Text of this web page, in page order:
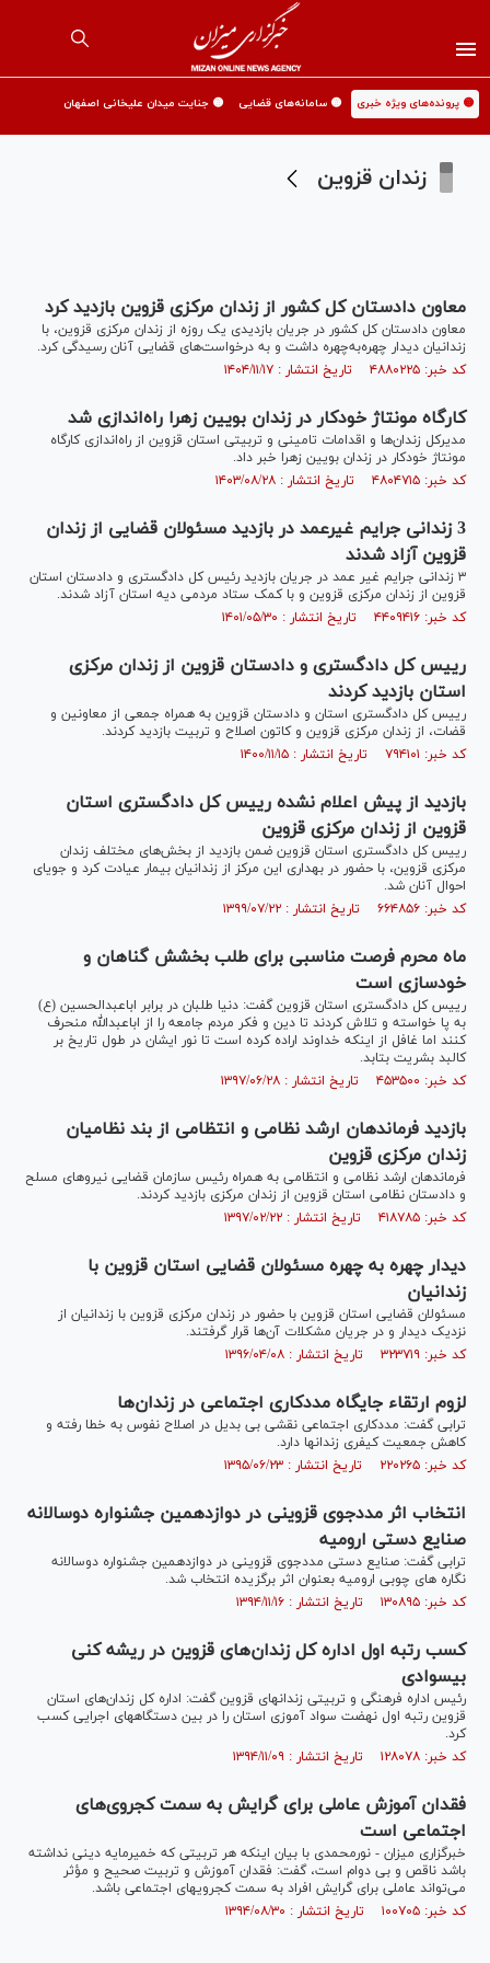
🟡 پرونده‌های ویژه خبری 🟡 سامانه‌های قضایی 🟡 جنایت میدان علیخانی اصفهان
زندان قزوین
معاون دادستان کل کشور از زندان مرکزی قزوین بازدید کرد
معاون دادستان کل کشور در جریان بازدیدی یک روزه از زندان مرکزی قزوین، با
زندانیان دیدار چهره‌به‌چهره داشت و به درخواست‌های قضایی آنان رسیدگی کرد.
کد خبر: ۴۸۸۰۲۲۵ تاریخ انتشار : ۱۴۰۴/۱۱/۱۷
کارگاه مونتاژ خودکار در زندان بویین زهرا راه‌اندازی شد
مدیرکل زندان‌ها و اقدامات تامینی و تربیتی استان قزوین از راه‌اندازی کارگاه
مونتاژ خودکار در زندان بویین زهرا خبر داد.
کد خبر: ۴۸۰۴۷۱۵ تاریخ انتشار : ۱۴۰۳/۰۸/۲۸
3 زندانی جرایم غیرعمد در بازدید مسئولان قضایی از زندان
قزوین آزاد شدند
۳ زندانی جرایم غیر عمد در جریان بازدید رئیس کل دادگستری و دادستان استان
قزوین از زندان مرکزی قزوین و با کمک ستاد مردمی دیه استان آزاد شدند.
کد خبر: ۴۴۰۹۴۱۶ تاریخ انتشار : ۱۴۰۱/۰۵/۳۰
رییس کل دادگستری و دادستان قزوین از زندان مرکزی
استان بازدید کردند
رییس کل دادگستری استان و دادستان قزوین به همراه جمعی از معاونین و
قضات، از زندان مرکزی قزوین و کاتون اصلاح و تربیت بازدید کردند.
کد خبر: ۷۹۴۱۰۱ تاریخ انتشار : ۱۴۰۰/۱۱/۱۵
بازدید از پیش اعلام نشده رییس کل دادگستری استان
قزوین از زندان مرکزی قزوین
رییس کل دادگستری استان قزوین ضمن بازدید از بخش‌های مختلف زندان
مرکزی قزوین، با حضور در بهداری این مرکز از زندانیان بیمار عیادت کرد و جویای
احوال آنان شد.
کد خبر: ۶۶۴۸۵۶ تاریخ انتشار : ۱۳۹۹/۰۷/۲۲
ماه محرم فرصت مناسبی برای طلب بخشش گناهان و
خودسازی است
رییس کل دادگستری استان قزوین گفت: دنیا طلبان در برابر اباعبدالحسین (ع)
به پا خواسته و تلاش کردند تا دین و فکر مردم جامعه را از اباعبدالله منحرف
کنند اما غافل از اینکه خداوند اراده کرده است تا نور ایشان در طول تاریخ بر
کالبد بشریت بتابد.
کد خبر: ۴۵۳۵۰۰ تاریخ انتشار : ۱۳۹۷/۰۶/۲۸
بازدید فرماندهان ارشد نظامی و انتظامی از بند نظامیان
زندان مرکزی قزوین
فرماندهان ارشد نظامی و انتظامی به همراه رئیس سازمان قضایی نیروهای مسلح
و دادستان نظامی استان قزوین از زندان مرکزی بازدید کردند.
کد خبر: ۴۱۸۷۸۵ تاریخ انتشار : ۱۳۹۷/۰۲/۲۲
دیدار چهره به چهره مسئولان قضایی استان قزوین با
زندانیان
مسئولان قضایی استان قزوین با حضور در زندان مرکزی قزوین با زندانیان از
نزدیک دیدار و در جریان مشکلات آن‌ها قرار گرفتند.
کد خبر: ۳۲۳۷۱۹ تاریخ انتشار : ۱۳۹۶/۰۴/۰۸
لزوم ارتقاء جایگاه مددکاری اجتماعی در زندان‌ها
ترابی گفت: مددکاری اجتماعی نقشی بی بدیل در اصلاح نفوس به خطا رفته و
کاهش جمعیت کیفری زندانها دارد.
کد خبر: ۲۲۰۲۶۵ تاریخ انتشار : ۱۳۹۵/۰۶/۲۳
انتخاب اثر مددجوی قزوینی در دوازدهمین جشنواره دوسالانه
صنایع دستی ارومیه
ترابی گفت: صنايع دستی مددجوی قزوینی در دوازدهمین جشنواره دوسالانه
نگاره های چوبی ارومیه بعنوان اثر برگزيده انتخاب شد.
کد خبر: ۱۳۰۸۹۵ تاریخ انتشار : ۱۳۹۴/۱۱/۱۶
کسب رتبه اول اداره كل زندان‌های قزوین در ریشه کنی
بیسوادی
رئیس اداره فرهنگی و تربیتی زندانهای قزوین گفت: اداره كل زندان‌های استان
قزوین رتبه اول نهضت سواد آموزی استان را در بین دستگاههای اجرایی کسب
کرد.
کد خبر: ۱۲۸۰۷۸ تاریخ انتشار : ۱۳۹۴/۱۱/۰۹
فقدان آموزش عاملی برای گرایش به سمت کجروی‌های
اجتماعی است
خبرگزاری میزان - نورمحمدی با بیان اینکه هر تربیتی كه خمیرمایه دینی نداشته
باشد ناقص و بی دوام است، گفت: فقدان آموزش و تربیت صحیح و مؤثر
می‌تواند عاملی برای گرایش افراد به سمت كجرویهای اجتماعی باشد.
کد خبر: ۱۰۰۷۰۵ تاریخ انتشار : ۱۳۹۴/۰۸/۳۰